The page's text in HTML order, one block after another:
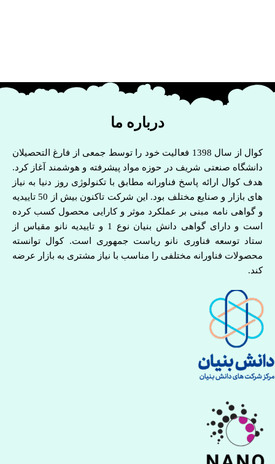
درباره ما
کوال از سال 1398 فعالیت خود را توسط جمعی از فارغ التحصیلان
دانشگاه صنعتی شریف در حوزه مواد پیشرفته و هوشمند آغاز کرد.
هدف کوال ارائه پاسخ فناورانه مطابق با تکنولوژی روز دنیا به نیاز
های بازار و صنایع مختلف بود. این شرکت تاکنون بیش از 50 تاییدیه
و گواهی نامه مبنی بر عملکرد موثر و کارایی محصول کسب کرده
است و دارای گواهی دانش بنیان نوع 1 و تاییدیه نانو مقیاس از
ستاد توسعه فناوری نانو ریاست جمهوری است. کوال توانسته
محصولات فناورانه مختلفی را مناسب با نیاز مشتری به بازار عرضه
کند.